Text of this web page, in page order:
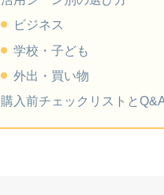
ビジネス
学校・子ども
外出・買い物
購入前チェックリストと